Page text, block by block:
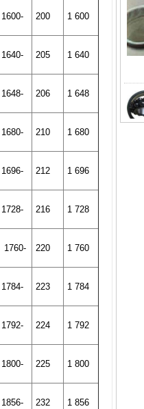
1600-
200 1 600
1640-
205 1 640
1648-
206 1 648
1680-
210 1 680
1696-
212 1 696
1728-
216 1 728
1760-
220 1 760
1784-
223 1 784
1792-
224 1 792
1800-
225 1 800
1856-
232 1 856